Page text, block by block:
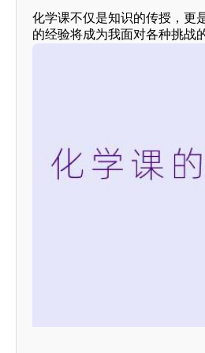
化学课不仅是知识的传授，更
的经验将成为我面对各种挑战